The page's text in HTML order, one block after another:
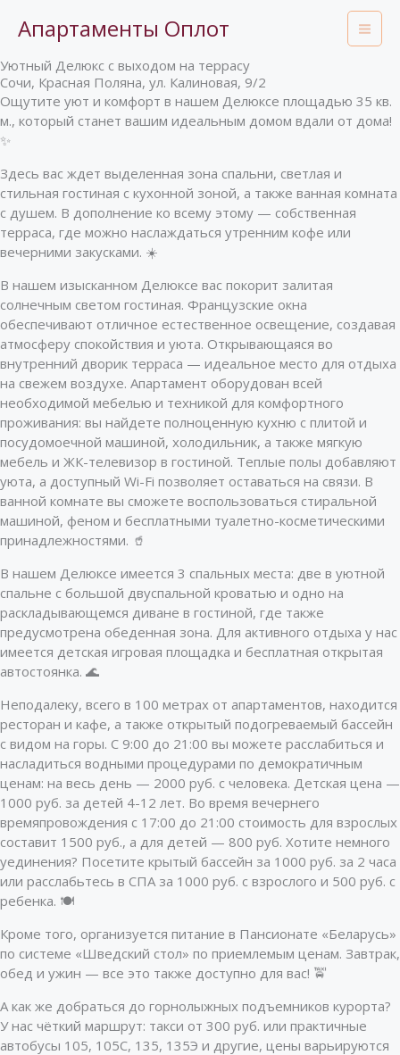
Апартаменты Оплот
Уютный Делюкс с выходом на террасу
Сочи, Красная Поляна, ул. Калиновая, 9/2
Ощутите уют и комфорт в нашем Делюксе площадью 35 кв.
м., который станет вашим идеальным домом вдали от дома!
✨
Здесь вас ждет выделенная зона спальни, светлая и
стильная гостиная с кухонной зоной, а также ванная комната
с душем. В дополнение ко всему этому — собственная
терраса, где можно наслаждаться утренним кофе или
вечерними закусками. ☀️
В нашем изысканном Делюксе вас покорит залитая
солнечным светом гостиная. Французские окна
обеспечивают отличное естественное освещение, создавая
атмосферу спокойствия и уюта. Открывающаяся во
внутренний дворик терраса — идеальное место для отдыха
на свежем воздухе. Апартамент оборудован всей
необходимой мебелью и техникой для комфортного
проживания: вы найдете полноценную кухню с плитой и
посудомоечной машиной, холодильник, а также мягкую
мебель и ЖК-телевизор в гостиной. Теплые полы добавляют
уюта, а доступный Wi-Fi позволяет оставаться на связи. В
ванной комнате вы сможете воспользоваться стиральной
машиной, феном и бесплатными туалетно-косметическими
принадлежностями. 🥤
В нашем Делюксе имеется 3 спальных места: две в уютной
спальне с большой двуспальной кроватью и одно на
раскладывающемся диване в гостиной, где также
предусмотрена обеденная зона. Для активного отдыха у нас
имеется детская игровая площадка и бесплатная открытая
автостоянка. 🌊
Неподалеку, всего в 100 метрах от апартаментов, находится
ресторан и кафе, а также открытый подогреваемый бассейн
с видом на горы. С 9:00 до 21:00 вы можете расслабиться и
насладиться водными процедурами по демократичным
ценам: на весь день — 2000 руб. с человека. Детская цена —
1000 руб. за детей 4-12 лет. Во время вечернего
времяпровождения с 17:00 до 21:00 стоимость для взрослых
составит 1500 руб., а для детей — 800 руб. Хотите немного
уединения? Посетите крытый бассейн за 1000 руб. за 2 часа
или расслабьтесь в СПА за 1000 руб. с взрослого и 500 руб. с
ребенка. 🍽
Кроме того, организуется питание в Пансионате «Беларусь»
по системе «Шведский стол» по приемлемым ценам. Завтрак,
обед и ужин — все это также доступно для вас! 🚖
А как же добраться до горнолыжных подъемников курорта?
У нас чёткий маршрут: такси от 300 руб. или практичные
автобусы 105, 105С, 135, 135Э и другие, цены варьируются